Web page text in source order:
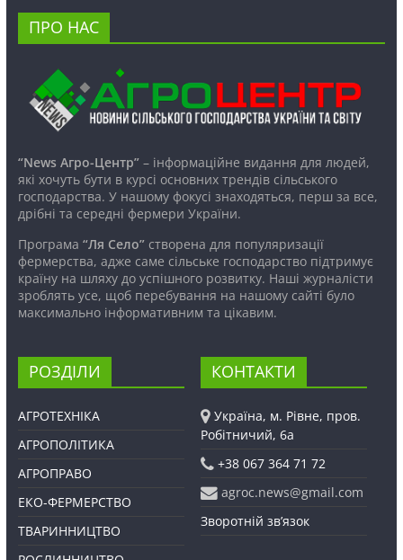
ПРО НАС
“News Агро-Центр”– інформаційне видання для людей,
які хочуть бути в курсі основних трендів сільського
господарства. У нашому фокусі знаходяться, перш за все,
дрібні та середні фермери України.
Програма “Ля Село”створена для популяризації
фермерства, адже саме сільське господарство підтримує
країну на шляху до успішного розвитку. Наші журналісти
зроблять усе, щоб перебування на нашому сайті було
максимально інформативним та цікавим.
РОЗДІЛИ
АГРОТЕХНІКА
АГРОПОЛІТИКА
АГРОПРАВО
ЕКО-ФЕРМЕРСТВО
ТВАРИННИЦТВО
КОНТАКТИ
Україна, м. Рівне, пров.
Робітничий, 6а
+38 067 364 71 72
agroc.news@gmail.com
Зворотній зв’язок